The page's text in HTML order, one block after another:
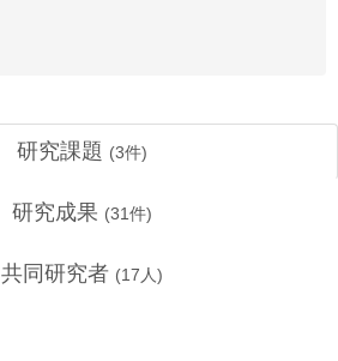
研究課題 (3件)
研究成果 (31件)
共同研究者 (17 人)